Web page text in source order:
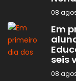
08
Em
seis
08